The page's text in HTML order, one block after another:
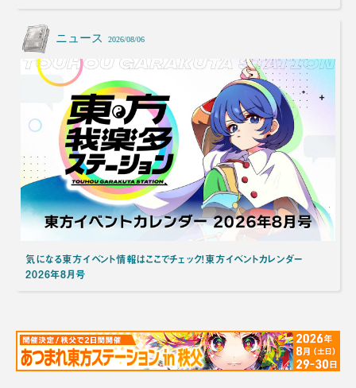
ニュース 2026/08/06
気になる東方イベント情報はここでチェック！東方イベントカレンダー
2026年8月号